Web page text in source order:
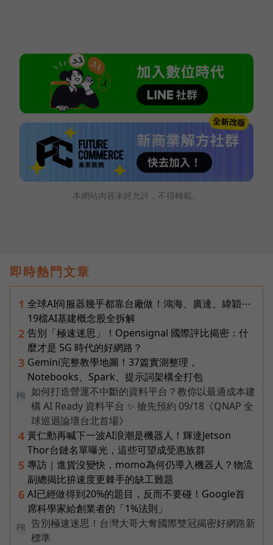
本網站內容未經允許，不得轉載。
即時熱門文章
1 全球AI伺服器幾乎都靠台廠做！鴻海、廣達、緯穎⋯
19檔AI基建概念股全拆解
2 告別「極速迷思」！Opensignal 國際評比揭密：什
麼才是 5G 時代的好網路？
3 Gemini完整教學地圖！37篇實測整理，
Notebooks、Spark、提示詞架構全打包
PR
如何打造營運不中斷的資料平台？教你以最適成本建
構 AI Ready 資料平台 ✨ 搶先預約 09/18《QNAP 全
球巡迴論壇台北首場》
4 黃仁勳再喊下一波AI浪潮是機器人！輝達Jetson
Thor台鏈名單曝光，這些可望成受惠族群
5 專訪｜進貨沒變快，momo為何仍導入機器人？物流
副總揭比拚速度更棘手的缺工難題
6 AI已經做得到20%的題目，反而不要碰！Google首
席科學家給創業者的「1%法則」
PR
告別極速迷思！台灣大哥大奪國際雙冠揭密好網路新
標準